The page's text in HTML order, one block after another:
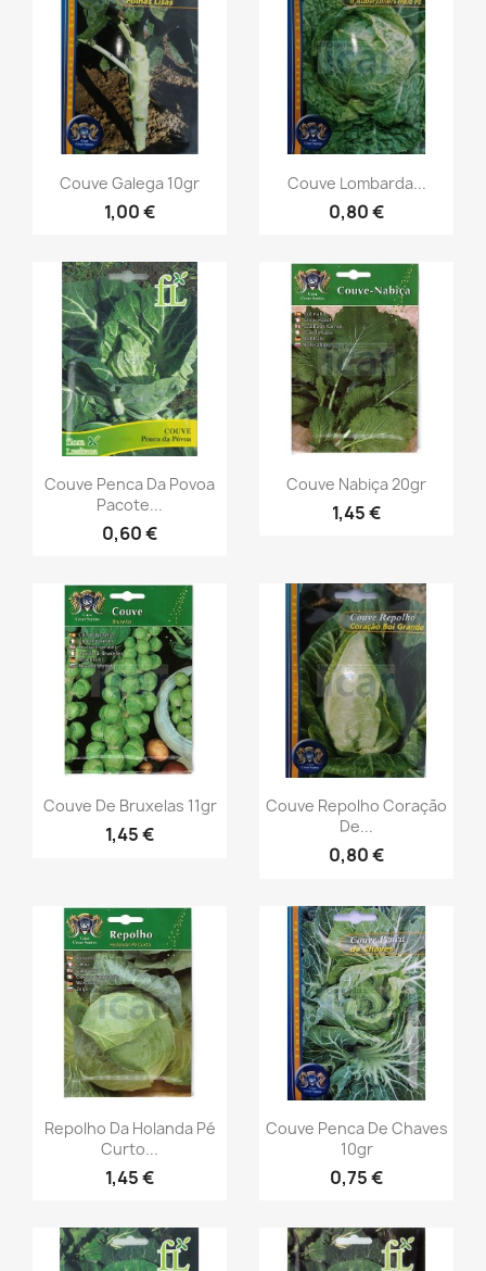
Couve Galega 10gr
1,00 €
Couve Lombarda...
0,80 €
Couve Penca Da Povoa
Pacote...
0,60 €
Couve Nabiça 20gr
1,45 €
Couve De Bruxelas 11gr
1,45 €
Couve Repolho Coração
De...
0,80 €
Repolho Da Holanda Pé
Curto...
1,45 €
Couve Penca De Chaves
10gr
0,75 €